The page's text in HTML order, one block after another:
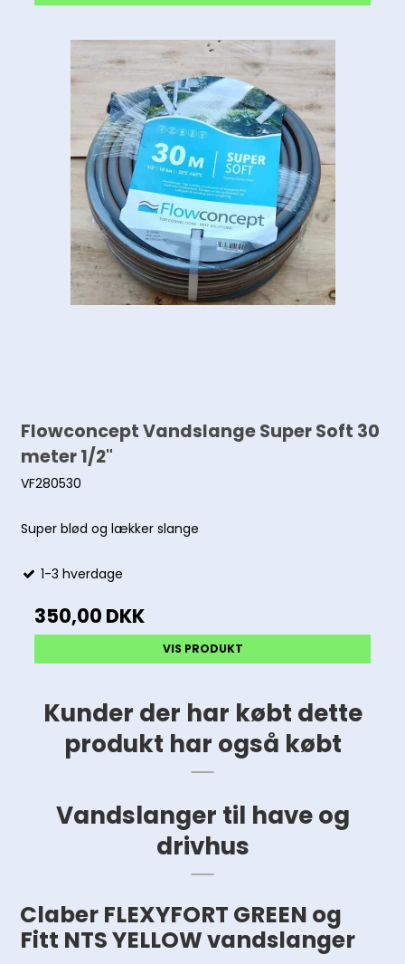
Flowconcept Vandslange Super Soft 30
meter 1/2"
VF280530
Super blød og lækker slange
1-3 hverdage
350,00 DKK
VIS PRODUKT
Kunder der har købt dette
produkt har også købt
Vandslanger til have og
drivhus
Claber FLEXYFORT GREEN og
Fitt NTS YELLOW vandslanger